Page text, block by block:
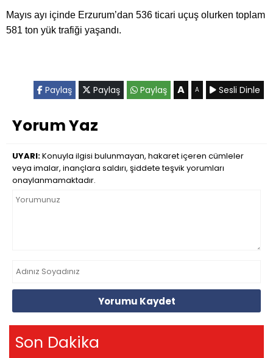
Mayıs ayı içinde Erzurum’dan 536 ticari uçuş olurken toplam
581 ton yük trafiği yaşandı.
Paylaş Paylaş Paylaş A A Sesli Dinle
Yorum Yaz
UYARI:Konuyla ilgisi bulunmayan, hakaret içeren cümleler
veya imalar, inançlara saldırı, şiddete teşvik yorumları
onaylanmamaktadır.
Yorumu Kaydet
Son Dakika